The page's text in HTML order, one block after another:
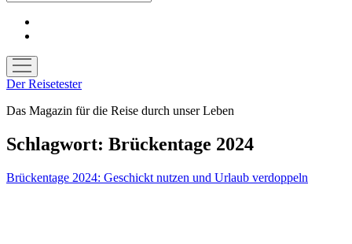
Menü
öffnen
Der Reisetester
Das Magazin für die Reise durch unser Leben
Schlagwort: Brückentage 2024
Brückentage 2024: Geschickt nutzen und Urlaub verdoppeln